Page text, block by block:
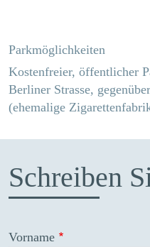
Parkmöglichkeiten
Kostenfreier, öffentlicher
Berliner Strasse,
(ehemalige
Schreiben
Vorname